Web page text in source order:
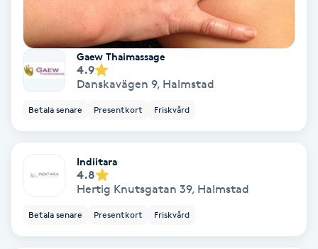
Nagelförlängning silke
Nagelförstärkning
Nagelklippning
Nagelsvamp
Nageltrång
Gaew Thaimassage
4.9
Danskavägen 9, Halmstad
Betala senare Presentkort Friskvård
Indiitara
4.8
Hertig Knutsgatan 39, Halmstad
Betala senare Presentkort Friskvård